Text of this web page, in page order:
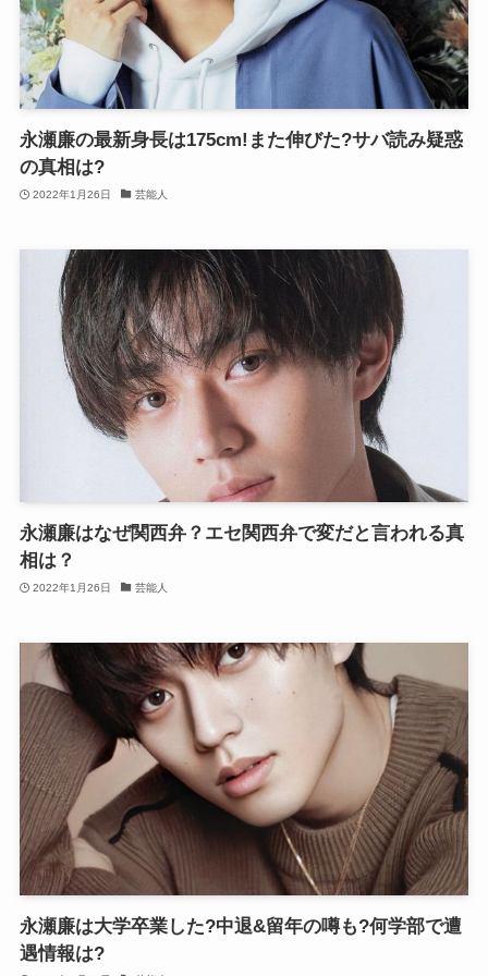
永瀬廉の最新身長は175cm!また伸びた?サバ読み疑惑
の真相は?
2022年1月26日 芸能人
永瀬廉はなぜ関西弁？エセ関西弁で変だと言われる真
相は？
2022年1月26日 芸能人
永瀬廉は大学卒業した?中退&留年の噂も?何学部で遭
遇情報は?